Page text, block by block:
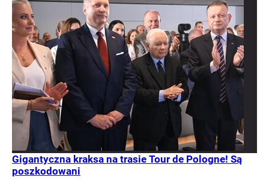
Gigantyczna kraksa na trasie Tour de Pologne! Są
poszkodowani